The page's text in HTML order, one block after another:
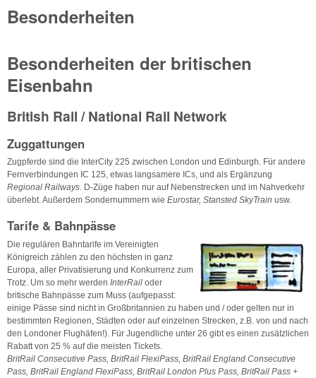
Besonderheiten
Besonderheiten der britischen
Eisenbahn
British Rail / National Rail Network
Zuggattungen
Zugpferde sind die InterCity 225 zwischen London und Edinburgh. Für andere
Fernverbindungen IC 125, etwas langsamere ICs, und als Ergänzung
Regional Railways. D-Züge haben nur auf Nebenstrecken und im Nahverkehr
überlebt. Außerdem Sondernummern wie Eurostar, Stansted SkyTrain usw.
Tarife & Bahnpässe
Die regulären Bahntarife im Vereinigten
Königreich zählen zu den höchsten in ganz
Europa, aller Privatisierung und Konkurrenz zum
Trotz. Um so mehr werden InterRail oder
britische Bahnpässe zum Muss (aufgepasst:
einige Pässe sind nicht in Großbritannien zu haben und / oder gelten nur in
bestimmten Regionen, Städten oder auf einzelnen Strecken, z.B. von und nach
den Londoner Flughäfen!). Für Jugendliche unter 26 gibt es einen zusätzlichen
Rabatt von 25 % auf die meisten Tickets.
BritRail Consecutive Pass, BritRail FlexiPass, BritRail England Consecutive
Pass, BritRail England FlexiPass, BritRail London Plus Pass, BritRail Pass +